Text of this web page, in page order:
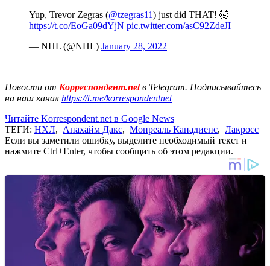
Yup, Trevor Zegras (@tzegras11) just did THAT! 🤯
https://t.co/EoGa09dYjN pic.twitter.com/asC92ZdeJI
— NHL (@NHL) January 28, 2022
Новости от Корреспондент.netв Telegram. Подписывайтесь
на наш канал https://t.me/korrespondentnet
Читайте Korrespondent.net в Google News
ТЕГИ: НХЛ, Анахайм Дакс, Монреаль Канадиенс, Лакросс
Если вы заметили ошибку, выделите необходимый текст и
нажмите Ctrl+Enter, чтобы сообщить об этом редакции.